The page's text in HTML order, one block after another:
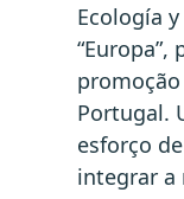
Ecología
“Europa”,
Portugal.
esforço
integrar a